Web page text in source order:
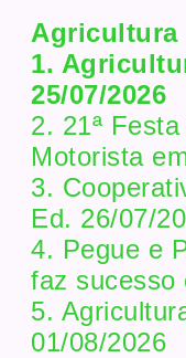
Agricultura
1.
25/07/2026
2. 21ª
Motorista
3.
Ed. 26/07/
4. Pegue e
faz sucesso
5.
01/08/2026